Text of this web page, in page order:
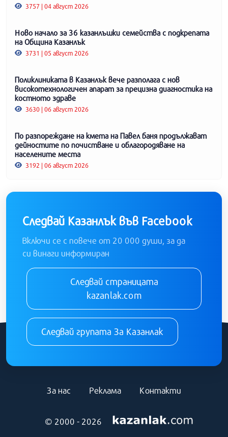
3757 | 04 август 2026
Ново начало за 36 казанлъшки семейства с подкрепата
на Община Казанлък
3731 | 05 август 2026
Поликлиниката в Казанлък вече разполага с нов
високотехнологичен апарат за прецизна диагностика на
костното здраве
3630 | 06 август 2026
По разпореждане на кмета на Павел баня продължават
дейностите по почистване и облагородяване на
населените места
3192 | 06 август 2026
Следвай Казанлък във Facebook
Включи се с повече от 20 000 души, за да
си винаги информиран
Следвай страницата
kazanlak.com
Следвай групата За Казанлак
© 2000 - 2026
За нас Реклама Контакти